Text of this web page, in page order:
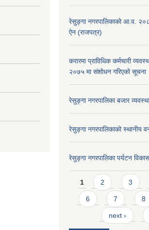
रेसु्ङ्गा नगरपालिकाको आ.व.
ऐन (राजपत्र)
करारमा प्राविधिक कर्मचारी
२०७५ मा संशोधन गरिएको सूचना
रेसुङ्गा नगरपालिका बजार
रेसुङ्गा नगरपालिकाको स्थानीय
रेसुङ्गा नगरपालिका पर्यटन
Pages
1 2 3
6 7 8
next ›